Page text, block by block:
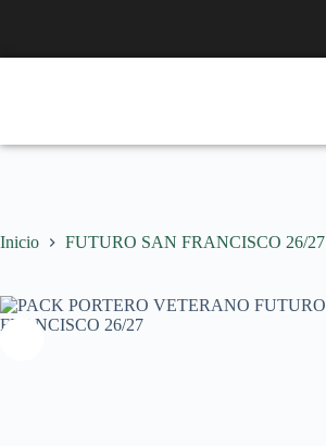
Inicio FUTURO SAN FRANCISCO 26/27